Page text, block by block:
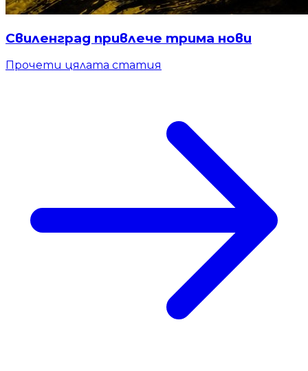
Свиленград привлече трима нови
Прочети цялата статия